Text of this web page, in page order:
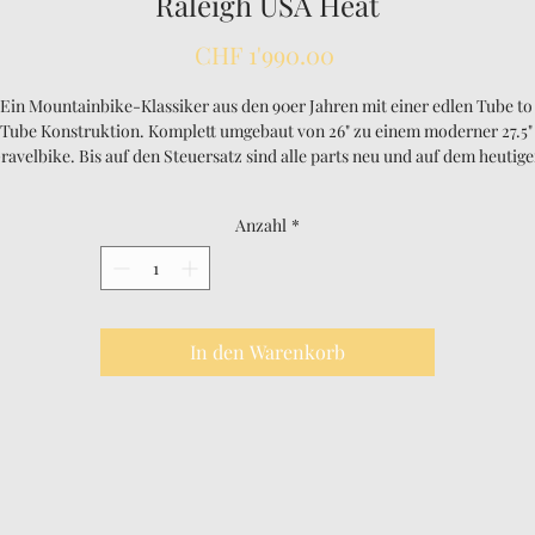
CHF 1'990.00
Ein Mountainbike-Klassiker aus den 90er Jahren mit einer edlen Tube to
Tube Konstruktion. Komplett umgebaut von 26" zu einem moderner 27.5"
Bis auf den Steuersatz sind alle parts neu und auf dem
Komm vorbei und galoppiere mit mir durch die Weiten der Prärie!
Anzahl *
In den Warenkorb